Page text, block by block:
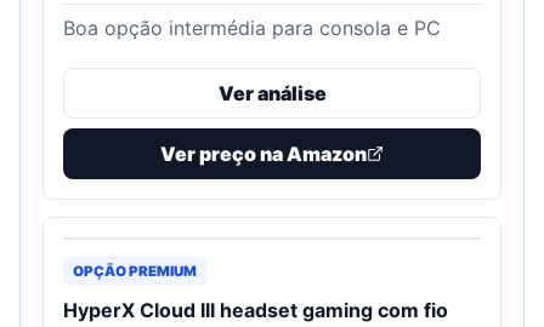
Boa opção intermédia para consola e PC
Ver análise
Ver preço na Amazon
OPÇÃO PREMIUM
HyperX Cloud III headset gaming com fio